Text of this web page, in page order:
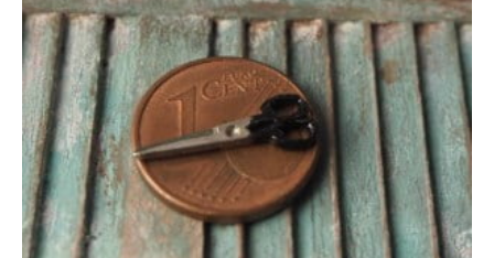
prix :
€1,75
à
€2,99
Les
options
peuvent
être
choisies
sur
page
du